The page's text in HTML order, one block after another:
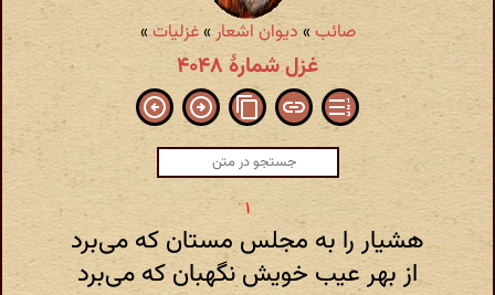
صائب »دیوان اشعار»غزلیات»
غزل شمارهٔ ۴۰۴۸
هشیار را به مجلس مستان که می‌برد
از بهر عیب خویش نگهبان که می‌برد